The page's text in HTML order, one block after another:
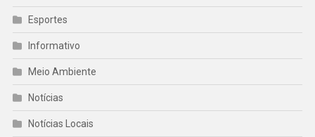
Esportes
Informativo
Meio Ambiente
Notícias
Notícias Locais